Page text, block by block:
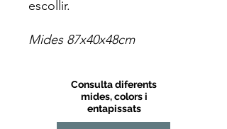
escollir.
Mides 87x40x48cm
Consulta diferents
mides, colors i
entapissats